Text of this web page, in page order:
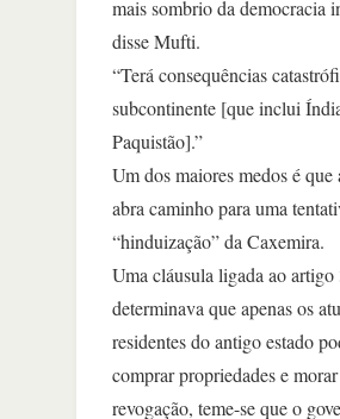
mais sombrio da democracia
disse Mufti.
“Terá consequências
subcontinente [que inclui
Paquistão].”
Um dos maiores medos é que
abra caminho para uma
“hinduização” da Caxemira.
Uma cláusula ligada ao artigo
determinava que apenas os
residentes do antigo estado
comprar propriedades e
revogação, teme-se que o